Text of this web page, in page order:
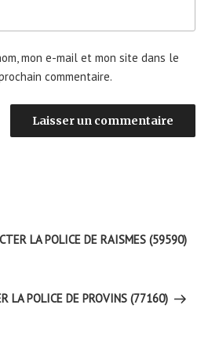
mon e-mail et mon site dans le
commentaire.
LA POLICE DE RAISMES (59590)
LA POLICE DE PROVINS (77160)